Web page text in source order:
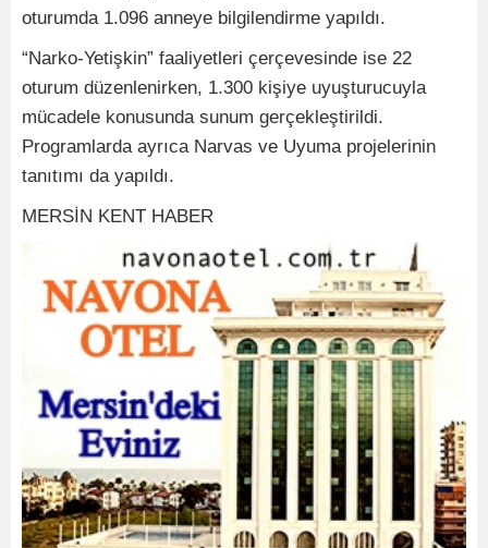
oturumda 1.096 anneye bilgilendirme yapıldı.
“Narko-Yetişkin” faaliyetleri çerçevesinde ise 22
oturum düzenlenirken, 1.300 kişiye uyuşturucuyla
mücadele konusunda sunum gerçekleştirildi.
Programlarda ayrıca Narvas ve Uyuma projelerinin
tanıtımı da yapıldı.
MERSİN KENT HABER